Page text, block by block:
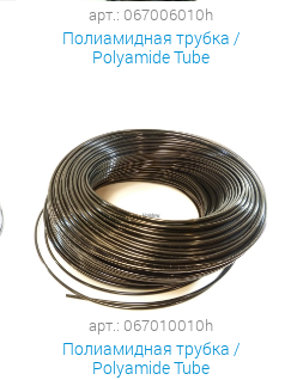
арт.: 067006010h
Полиамидная трубка /
Polyamide Tube
арт.: 067010010h
Полиамидная трубка /
Polyamide Tube